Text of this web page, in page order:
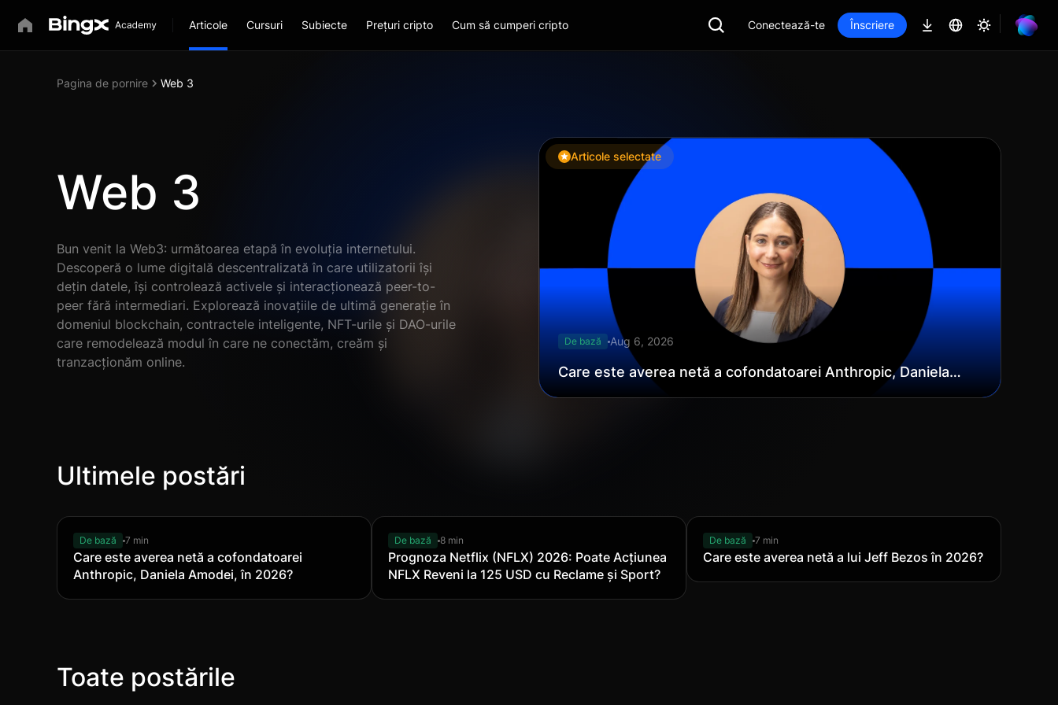
Articole Cursuri Subiecte Prețuri cripto Cum să cumperi cripto Conectează-te Înscriere
Pagina de pornire Web 3
Web 3
Bun venit la Web3: următoarea etapă în evoluția internetului.
Descoperă o lume digitală descentralizată în care utilizatorii își
dețin datele, își controlează activele și interacționează peer-to-
peer fără intermediari. Explorează inovațiile de ultimă generație în
domeniul blockchain, contractele inteligente, NFT-urile și DAO-urile
care remodelează modul în care ne conectăm, creăm și
tranzacționăm online.
Articole selectate
De bază Aug 6, 2026
Care este averea netă a cofondatoarei Anthropic, Daniela
Ultimele postări
De bază 7 min
Care este averea netă a cofondatoarei
Anthropic, Daniela Amodei, în 2026?
De bază 8 min
Prognoza Netflix (NFLX) 2026: Poate Acțiunea
NFLX Reveni la 125 USD cu Reclame și Sport?
De bază 7 min
Care este averea netă a lui Jeff Bezos în 2026?
Toate postările